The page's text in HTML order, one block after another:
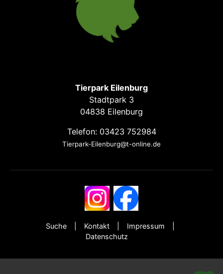
Tierpark Eilenburg
Stadtpark 3
04838 Eilenburg
Telefon: 03423 752984
Tierpark-Eilenburg@t-online.de
Suche Kontakt
Impressum
Datenschutz